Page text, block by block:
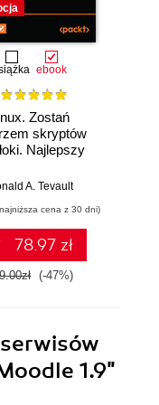
ebook
Zostań
skryptów
Najlepszy
którym
i
każde
zadanie
A. Tevault
cena z 30 dni)
78.97 zł
(-47%)
1.9"